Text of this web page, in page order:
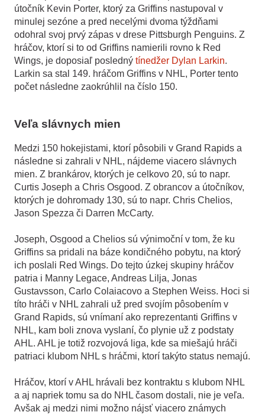
útočník Kevin Porter, ktorý za Griffins nastupoval v
minulej sezóne a pred necelými dvoma týždňami
odohral svoj prvý zápas v drese Pittsburgh Penguins. Z
hráčov, ktorí si to od Griffins namierili rovno k Red
Wings, je doposiaľ posledný tínedžer Dylan Larkin.
Larkin sa stal 149. hráčom Griffins v NHL, Porter tento
počet následne zaokrúhlil na číslo 150.
Veľa slávnych mien
Medzi 150 hokejistami, ktorí pôsobili v Grand Rapids a
následne si zahrali v NHL, nájdeme viacero slávnych
mien. Z brankárov, ktorých je celkovo 20, sú to napr.
Curtis Joseph a Chris Osgood. Z obrancov a útočníkov,
ktorých je dohromady 130, sú to napr. Chris Chelios,
Jason Spezza či Darren McCarty.
Joseph, Osgood a Chelios sú výnimoční v tom, že ku
Griffins sa pridali na báze kondičného pobytu, na ktorý
ich poslali Red Wings. Do tejto úzkej skupiny hráčov
patria i Manny Legace, Andreas Lilja, Jonas
Gustavsson, Carlo Colaiacovo a Stephen Weiss. Hoci si
títo hráči v NHL zahrali už pred svojím pôsobením v
Grand Rapids, sú vnímaní ako reprezentanti Griffins v
NHL, kam boli znova vyslaní, čo plynie už z podstaty
AHL. AHL je totiž rozvojová liga, kde sa miešajú hráči
patriaci klubom NHL s hráčmi, ktorí takýto status nemajú.
Hráčov, ktorí v AHL hrávali bez kontraktu s klubom NHL
a aj napriek tomu sa do NHL časom dostali, nie je veľa.
Avšak aj medzi nimi možno nájsť viacero známych